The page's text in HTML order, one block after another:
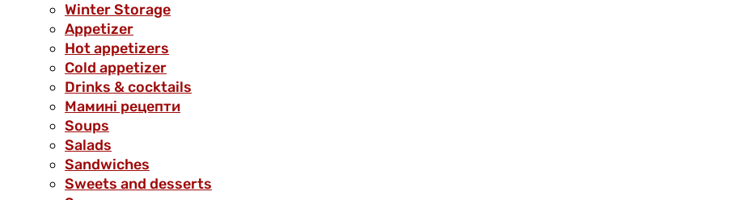
Winter Storage
Аppetizer
Hot appetizers
Cold appetizer
Drinks & cocktails
Мамині рецепти
Soups
Salads
Sandwiches
Sweets and desserts